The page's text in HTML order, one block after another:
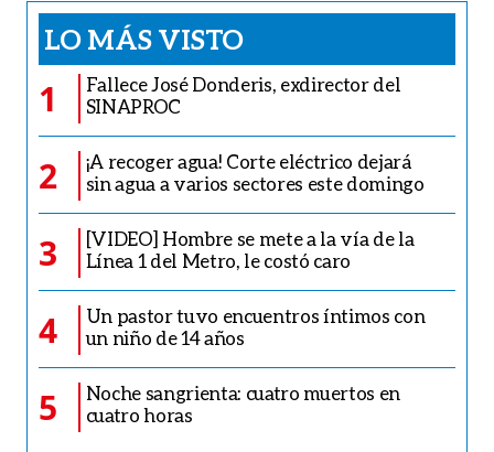
LO MÁS VISTO
1
Fallece José Donderis, exdirector del
SINAPROC
2
¡A recoger agua! Corte eléctrico dejará
sin agua a varios sectores este domingo
3
[VIDEO] Hombre se mete a la vía de la
Línea 1 del Metro, le costó caro
4
Un pastor tuvo encuentros íntimos con
un niño de 14 años
5
Noche sangrienta: cuatro muertos en
cuatro horas